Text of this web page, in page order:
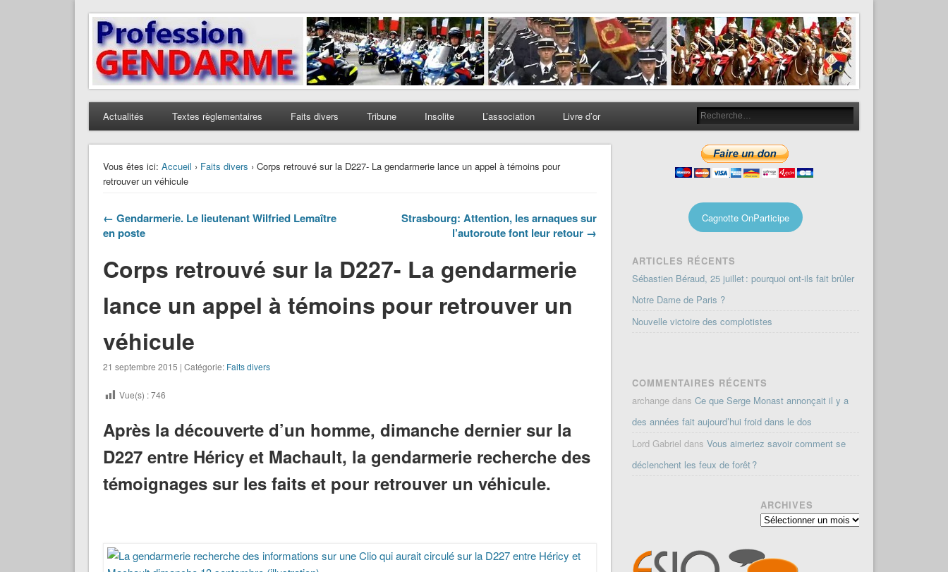
Profession Gendarme
Le journal des gendarmes
Actualités Textes règlementaires Faits divers Tribune Insolite L’association Livre d’or
Vous êtes ici: Accueil › Faits divers › Corps retrouvé sur la D227- La gendarmerie lance un appel à témoins pour
retrouver un véhicule
← Gendarmerie. Le lieutenant Wilfried Lemaître
en poste
Strasbourg: Attention, les arnaques sur
l’autoroute font leur retour →
Corps retrouvé sur la D227- La gendarmerie
lance un appel à témoins pour retrouver un
véhicule
21 septembre 2015 | Catégorie: Faits divers
Vue(s) :746
Après la découverte d’un homme, dimanche dernier sur la
D227 entre Héricy et Machault, la gendarmerie recherche des
témoignages sur les faits et pour retrouver un véhicule.
Cagnotte OnParticipe
ARTICLES RÉCENTS
Sébastien Béraud, 25 juillet : pourquoi ont-ils fait brûler
Notre Dame de Paris ?
Nouvelle victoire des complotistes
COMMENTAIRES RÉCENTS
archange dansCe que Serge Monast annonçait il y a
des années fait aujourd’hui froid dans le dos
Lord Gabriel dansVous aimeriez savoir comment se
déclenchent les feux de forêt ?
ARCHIVES
Archives